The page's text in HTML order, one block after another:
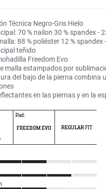
Técnica Negro-Gris Hielo
70 % nailon 30 % spandex -
88 % poliéster 12 %
teñido
Freedom Evo
malla estampados por
del bajo de la pierna combina
en las piernas y en la